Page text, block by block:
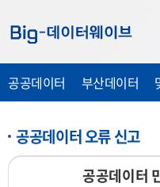
가
가
가
공공데이터 부산데이터
공공데이터 오류 신고
공공데이터